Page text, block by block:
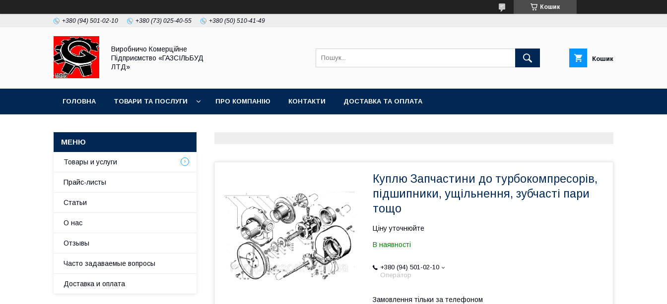
Кошик
+380 (94) 501-02-10 +380 (73) 025-40-55 +380 (50) 510-41-49
Виробничо Комерційне
Підприємство «ГАЗСIЛЬБУД
ЛТД»
Кошик
ГОЛОВНА ТОВАРИ ТА ПОСЛУГИ ПРО КОМПАНІЮ КОНТАКТИ ДОСТАВКА ТА ОПЛАТА
Куплю Запчастини до турбокомпресорів,
підшипники, ущільнення, зубчасті пари
тощо
Ціну уточнюйте
В наявності
+380 (94) 501-02-10
Оператор
Замовлення тільки за телефоном
Товары и услуги
Прайс-листы
Статьи
О нас
Отзывы
Часто задаваемые вопросы
Доставка и оплата